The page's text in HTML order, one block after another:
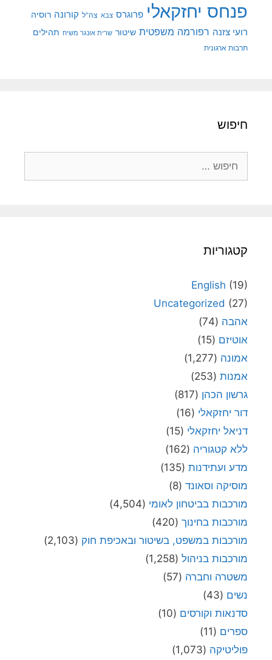
פנחס יחזקאלי פרוגרס צבא צה"ל קורונה רוסיה
רועי צזנה רפורמה משפטית שיטור שרית אונגר משיח תהילים
תרבות ארגונית
חיפוש
קטגוריות
English (19)
Uncategorized (27)
אהבה (74)
אוטיזם (15)
אמונה (1,277)
אמנות (253)
גרשון הכהן (817)
דור יחזקאלי (16)
דניאל יחזקאלי (15)
ללא קטגוריה (162)
מדע ועתידנות (135)
מוסיקה וסאונד (8)
מורכבות בביטחון לאומי (4,504)
מורכבות בחינוך (420)
מורכבות במשפט, בשיטור ובאכיפת חוק (2,103)
מורכבות בניהול (1,258)
משטרה וחברה (57)
נשים (43)
סדנאות וקורסים (10)
ספרים (11)
פוליטיקה (1,073)